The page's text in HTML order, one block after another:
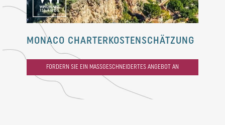
MONACO CHARTERKOSTENSCHÄTZUNG
FORDERN SIE EIN MASSGESCHNEIDERTES ANGEBOT AN